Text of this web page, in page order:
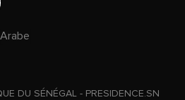
Arabe
DU SÉNÉGAL - PRESIDENCE.SN